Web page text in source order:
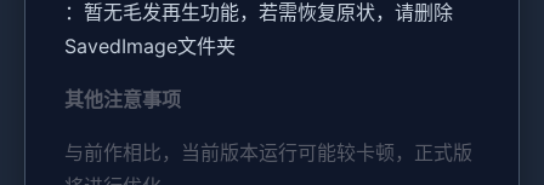
：暂无毛发再生功能，若需恢复原状，请删除
SavedImage文件夹
其他注意事项
与前作相比，当前版本运行可能较卡顿，正式版